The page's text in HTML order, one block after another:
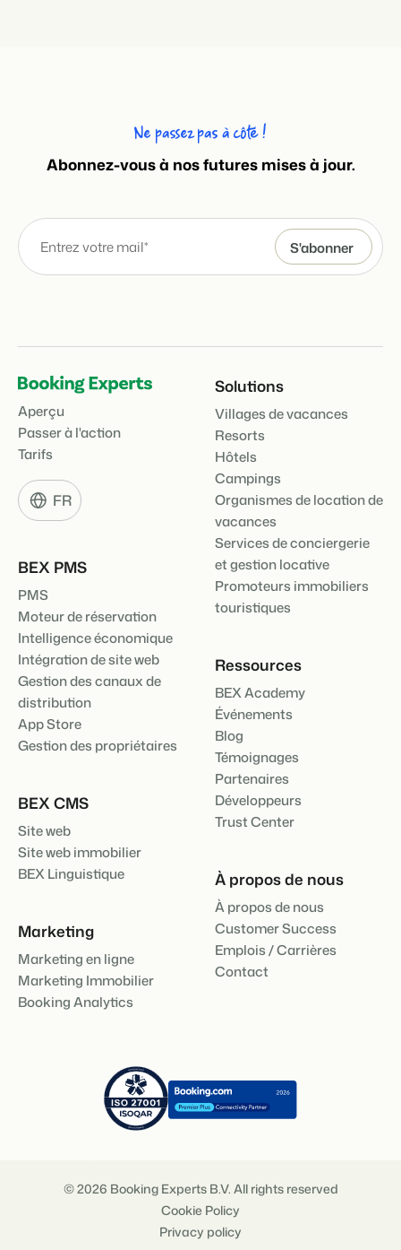
Ne passez pas à côté !
Abonnez-vous à nos futures mises à jour.
Aperçu
Passer à l'action
Tarifs
FR
BEX PMS
PMS
Moteur de réservation
Intelligence économique
Intégration de site web
Gestion des canaux de
distribution
App Store
Gestion des propriétaires
BEX CMS
Site web
Site web immobilier
BEX Linguistique
Marketing
Marketing en ligne
Marketing Immobilier
Booking Analytics
Solutions
Villages de vacances
Resorts
Hôtels
Campings
Organismes de location de
vacances
Services de conciergerie
et gestion locative
Promoteurs immobiliers
touristiques
Ressources
BEX Academy
Événements
Blog
Témoignages
Partenaires
Développeurs
Trust Center
À propos de nous
À propos de nous
Customer Success
Emplois / Carrières
Contact
© 2026 Booking Experts B.V. All rights reserved
Cookie Policy
Privacy policy